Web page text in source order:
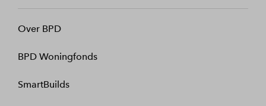
Over BPD
BPD Woningfonds
SmartBuilds